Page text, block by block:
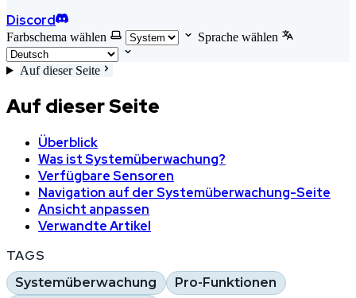
Discord
Farbschema wählen Sprache wählen
Auf dieser Seite
Auf dieser Seite
Überblick
Was ist Systemüberwachung?
Verfügbare Sensoren
Navigation auf der Systemüberwachung-Seite
Ansicht anpassen
Verwandte Artikel
TAGS
Systemüberwachung
Pro-Funktionen